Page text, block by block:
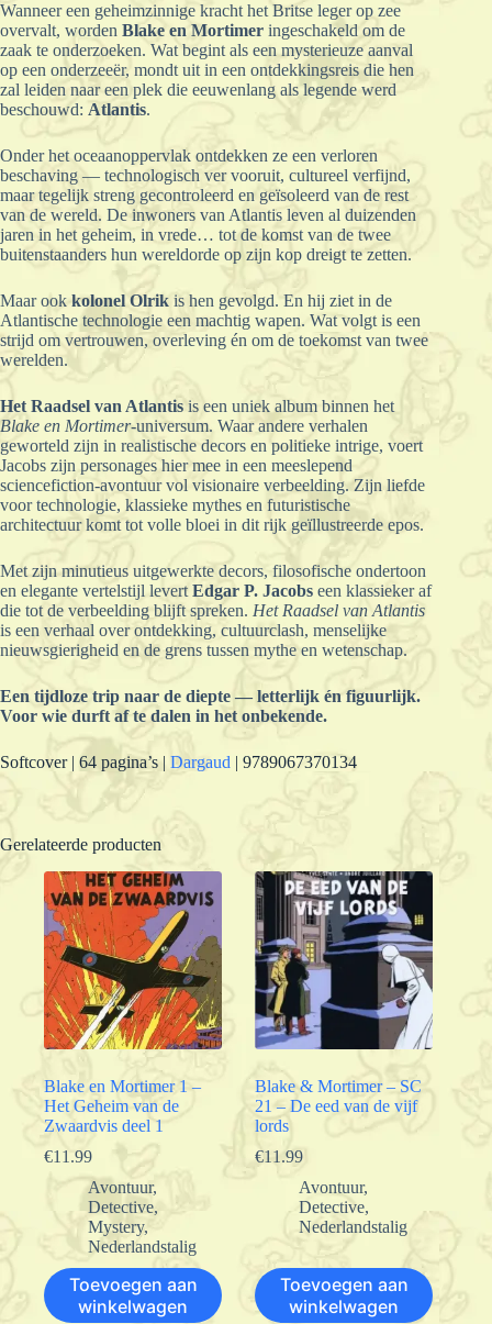
Wanneer een geheimzinnige kracht het Britse leger op zee
overvalt, worden Blake en Mortimer ingeschakeld om de
zaak te onderzoeken. Wat begint als een mysterieuze aanval
op een onderzeeër, mondt uit in een ontdekkingsreis die hen
zal leiden naar een plek die eeuwenlang als legende werd
beschouwd: Atlantis.
Onder het oceaanoppervlak ontdekken ze een verloren
beschaving — technologisch ver vooruit, cultureel verfijnd,
maar tegelijk streng gecontroleerd en geïsoleerd van de rest
van de wereld. De inwoners van Atlantis leven al duizenden
jaren in het geheim, in vrede… tot de komst van de twee
buitenstaanders hun wereldorde op zijn kop dreigt te zetten.
Maar ookkolonel Olrik is hen gevolgd. En hij ziet in de
Atlantische technologie een machtig wapen. Wat volgt is een
strijd om vertrouwen, overleving én om de toekomst van twee
werelden.
Het Raadsel van Atlantis is een uniek album binnen het
Blake en Mortimer-universum. Waar andere verhalen
geworteld zijn in realistische decors en politieke intrige, voert
Jacobs zijn personages hier mee in een meeslepend
sciencefiction-avontuur vol visionaire verbeelding. Zijn liefde
voor technologie, klassieke mythes en futuristische
architectuur komt tot volle bloei in dit rijk geïllustreerde epos.
Met zijn minutieus uitgewerkte decors, filosofische ondertoon
en elegante vertelstijl levert Edgar P. Jacobs een klassieker af
die tot de verbeelding blijft spreken. Het Raadsel van Atlantis
is een verhaal over ontdekking, cultuurclash, menselijke
nieuwsgierigheid en de grens tussen mythe en wetenschap.
Een tijdloze trip naar de diepte — letterlijk én figuurlijk.
Voor wie durft af te dalen in het onbekende.
Softcover | 64 pagina’s | Dargaud | 9789067370134
Gerelateerde producten
Blake en Mortimer 1 –
Het Geheim van de
Zwaardvis deel 1
€11.99
Avontuur,
Detective,
Mystery,
Nederlandstalig
Toevoegen aan
winkelwagen
Blake & Mortimer – SC
21 – De eed van de vijf
lords
€11.99
Avontuur,
Detective,
Nederlandstalig
Toevoegen aan
winkelwagen